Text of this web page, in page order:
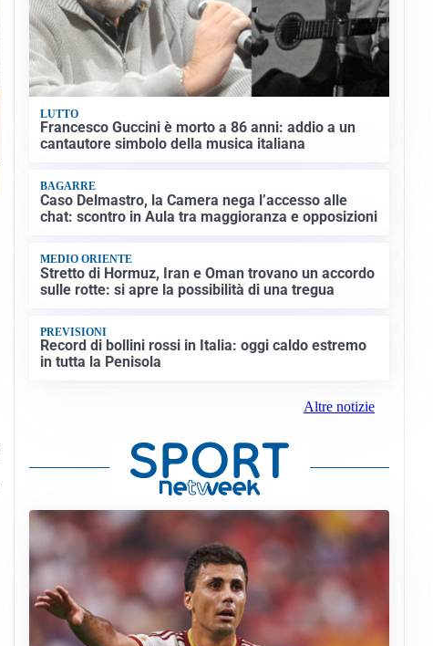
LUTTO
Francesco Guccini è morto a 86 anni: addio a un
cantautore simbolo della musica italiana
BAGARRE
Caso Delmastro, la Camera nega l’accesso alle
chat: scontro in Aula tra maggioranza e opposizioni
MEDIO ORIENTE
Stretto di Hormuz, Iran e Oman trovano un accordo
sulle rotte: si apre la possibilità di una tregua
PREVISIONI
Record di bollini rossi in Italia: oggi caldo estremo
in tutta la Penisola
Altre notizie